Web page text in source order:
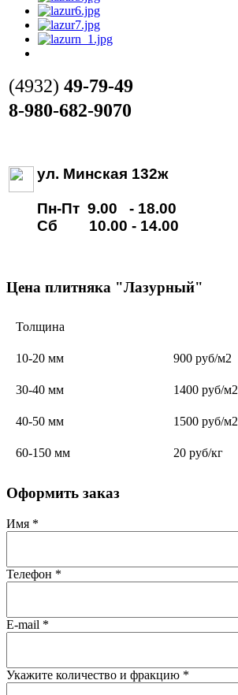
(4932) 49-79-49
8-980-682-9070
ул. Минская 132ж
Пн-Пт 9.00 - 18.00
Сб 10.00 - 14.00
Цена плитняка "Лазурный"
Толщина
10-20 мм 900 руб/м2
30-40 мм 1400 руб/м2
40-50 мм 1500 руб/м2
60-150 мм 20 руб/кг
Оформить заказ
Имя *
Телефон *
E-mail *
Укажите количество и фракцию *